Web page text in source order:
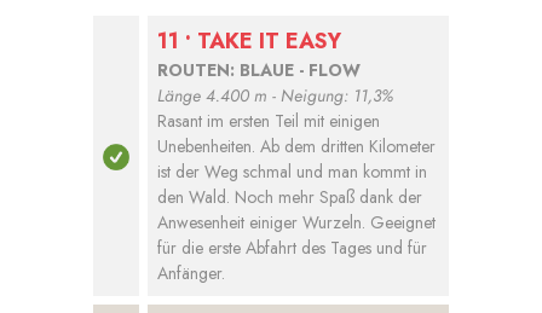
11 • TAKE IT EASY
ROUTEN: BLAUE - FLOW
Länge 4.400 m - Neigung: 11,3%
Rasant im ersten Teil mit einigen
Unebenheiten. Ab dem dritten Kilometer
ist der Weg schmal und man kommt in
den Wald. Noch mehr Spaß dank der
Anwesenheit einiger Wurzeln. Geeignet
für die erste Abfahrt des Tages und für
Anfänger.